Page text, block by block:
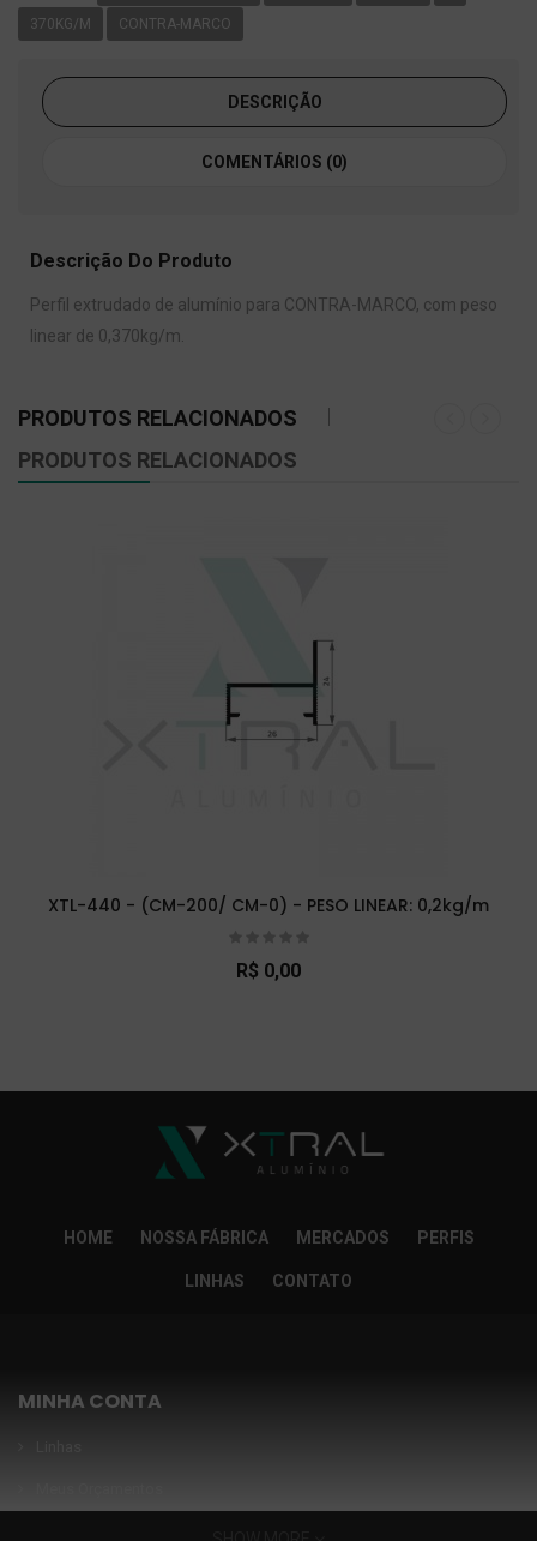
370KG/M CONTRA-MARCO
DESCRIÇÃO
COMENTÁRIOS (0)
Descrição Do Produto
Perfil extrudado de alumínio para CONTRA-MARCO, com peso
linear de 0,370kg/m.
PRODUTOS RELACIONADOS
PRODUTOS RELACIONADOS
XTL-440 - (CM-200/ CM-0) - PESO LINEAR: 0,2kg/m
R$ 0,00
HOME NOSSA FÁBRICA MERCADOS PERFIS
LINHAS CONTATO
MINHA CONTA